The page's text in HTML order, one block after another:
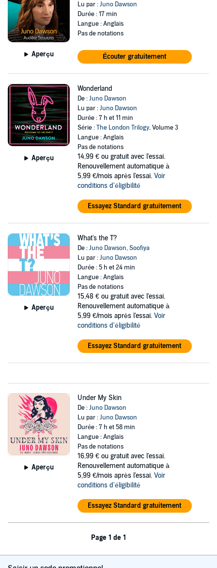
Aperçu
Lu par :Juno Dawson
Durée : 17 min
Langue : Anglais
Pas de notations
Écouter gratuitement
Aperçu
Wonderland
De :Juno Dawson
Lu par :Juno Dawson
Durée : 7 h et 11 min
Série :The London Trilogy, Volume 3
Langue : Anglais
Pas de notations
14,99 € ou gratuit avec l'essai.
Renouvellement automatique à
5,99 €/mois après l'essai. Voir
conditions d'éligibilité
Essayez Standard gratuitement
Aperçu
What's the T?
De :Juno Dawson,Soofiya
Lu par :Juno Dawson
Durée : 5 h et 24 min
Langue : Anglais
Pas de notations
15,48 € ou gratuit avec l'essai.
Renouvellement automatique à
5,99 €/mois après l'essai. Voir
conditions d'éligibilité
Essayez Standard gratuitement
Aperçu
Under My Skin
De :Juno Dawson
Lu par :Juno Dawson
Durée : 7 h et 58 min
Langue : Anglais
Pas de notations
16,99 € ou gratuit avec l'essai.
Renouvellement automatique à
5,99 €/mois après l'essai. Voir
conditions d'éligibilité
Essayez Standard gratuitement
Page 1 de 1